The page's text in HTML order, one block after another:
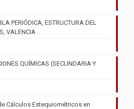
PERIÓDICA, ESTRUCTURA DEL
VALENCIA
QUÍMICAS (SECUNDARIA Y
Cálculos Estequiométricos en